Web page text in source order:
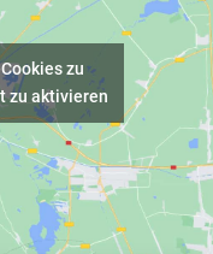
zu
zu aktivieren